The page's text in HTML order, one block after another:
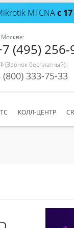
MTCNAс
(495)
(Звонок бесплатный):
(800) 333-75-33
КОЛЛ-ЦЕНТР